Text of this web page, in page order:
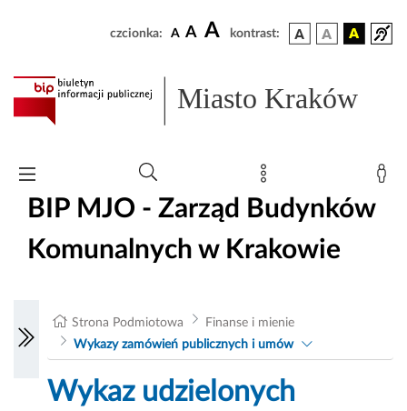
czcionka: A A A kontrast:
Miasto Kraków
BIP MJO - Zarząd Budynków
Komunalnych w Krakowie
Strona Podmiotowa
Finanse i mienie
Wykazy zamówień publicznych i umów
Wykaz udzielonych